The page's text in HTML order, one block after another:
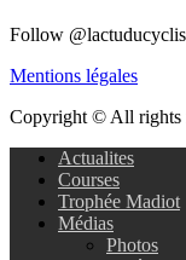
Follow
Mentions légales
Copyright © All rights
Actualites
Courses
Trophée Madiot
Médias
Photos